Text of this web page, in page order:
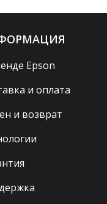
Epson
и оплата
и возврат